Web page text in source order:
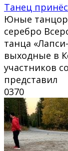
Танец
Юные
серебро
танца
выходные в
участников
представил
0370